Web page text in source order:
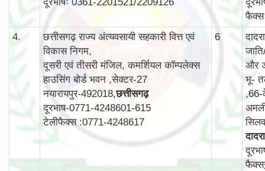
4.
छत्तीसगढ़ राज्य अंत्यवसायी सहकारी वित्त एवं
विकास निगम,
दूसरी एवं तीसरी मंजिल, कमर्शियल कॉम्‍पलेक्‍स
हाउसिंग बोर्ड भवन ,सेक्‍टर-27
नयारायपुर-492018,छत्तीसगढ़
दूरभाष-0771-4248601-615
टेलीफैक्स :0771-4248617
6
और
भू-
,66-